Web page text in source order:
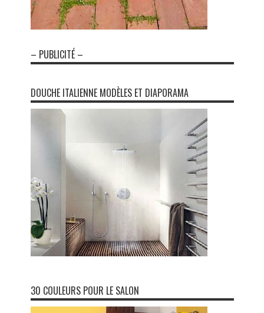
– PUBLICITÉ –
DOUCHE ITALIENNE MODÈLES ET DIAPORAMA
30 COULEURS POUR LE SALON